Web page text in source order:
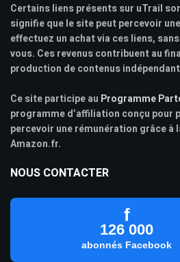
Certains liens présents sur uTrail
signifie que le site peut percevoir
effectuez un achat via ces liens,
vous. Ces revenus contribuent au
production de contenus
Ce site participe au Programme
programme d’affiliation conçu pour
percevoir une rémunération grâce à
Amazon.fr.
NOUS CONTACTER
f
126 000
abonnés Facebook